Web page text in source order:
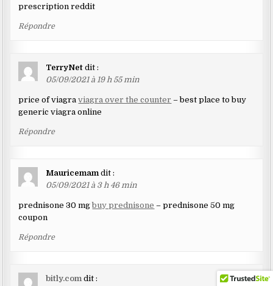
prescription reddit
Répondre
TerryNet dit :
05/09/2021 à 19 h 55 min
price of viagraviagra over the counter – best place to buy
generic viagra online
Répondre
Mauricemam dit :
05/09/2021 à 3 h 46 min
prednisone 30 mgbuy prednisone – prednisone 50 mg
coupon
Répondre
bitly.com dit :